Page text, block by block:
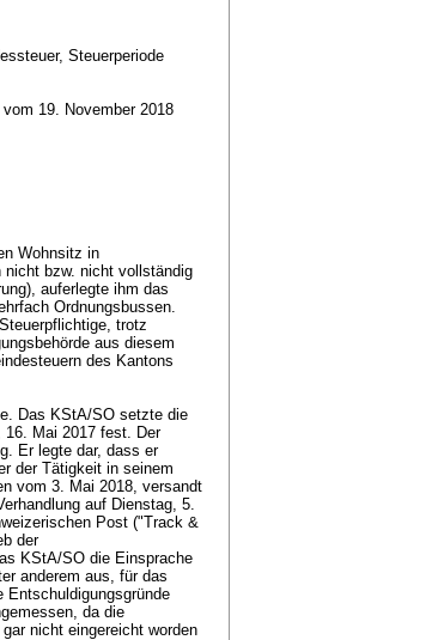
Steuerperiode
19. November 2018
Wohnsitz in
nicht bzw. nicht vollständig
auferlegte ihm das
Ordnungsbussen.
trotz
aus diesem
des Kantons
Das KStA/SO setzte die
16. Mai 2017 fest. Der
Er legte dar, dass er
der Tätigkeit in seinem
vom 3. Mai 2018, versandt
auf Dienstag, 5.
Post ("Track &
der
KStA/SO die Einsprache
anderem aus, für das
Entschuldigungsgründe
da die
nicht eingereicht worden